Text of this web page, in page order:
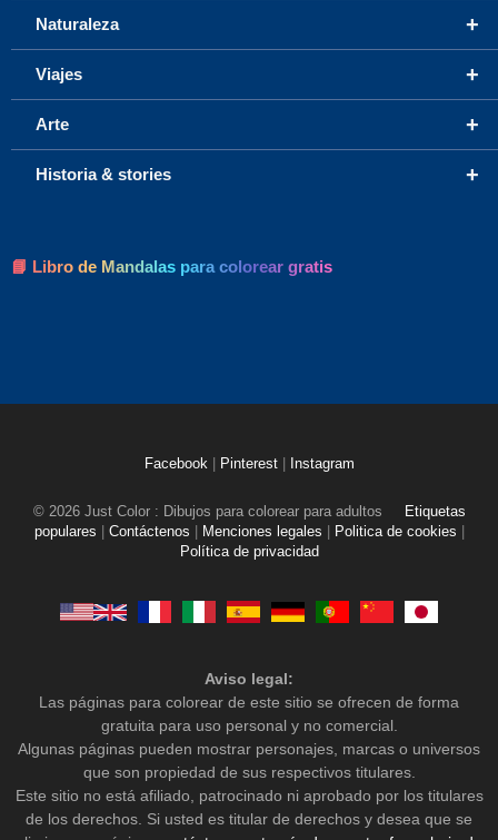
+
Naturaleza
+
Viajes
+
Arte
+
Historia & stories
📘 Libro de Mandalas para colorear gratis
Facebook Pinterest Instagram
© 2026 Just Color : Dibujos para colorear para adultos
Etiquetas
populares
Contáctenos Menciones legales Politica de cookies
Política de privacidad
Aviso legal:
Las páginas para colorear de este sitio se ofrecen de forma
gratuita para uso personal y no comercial.
Algunas páginas pueden mostrar personajes, marcas o universos
que son propiedad de sus respectivos titulares.
Este sitio no está afiliado, patrocinado ni aprobado por los titulares
de los derechos. Si usted es titular de derechos y desea que se